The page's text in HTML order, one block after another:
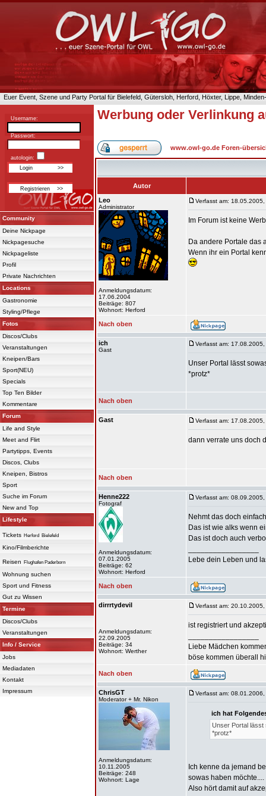
Euer Event, Szene und Party Portal für Bielefeld, Gütersloh, Herford, Höxter, Lippe,
Username:
Passwort:
autologin:
Community
Deine Nickpage
Nickpagesuche
Nickpageliste
Profil
Private Nachrichten
Locations
Gastronomie
Styling/Pflege
Fotos
Discos/Clubs
Veranstaltungen
Kneipen/Bars
Sport(NEU)
Specials
Top Ten Bilder
Kommentare
Forum
Life and Style
Meet and Flirt
Partytipps, Events
Discos, Clubs
Kneipen, Bistros
Sport
Suche im Forum
New and Top
Lifestyle
Tickets Herford Bielefeld
Kino/Filmberichte
Reisen Flughafen Paderborn
Wohnung suchen
Sport und Fitness
Gut zu Wissen
Termine
Discos/Clubs
Veranstaltungen
Info / Service
Jobs
Mediadaten
Kontakt
Impressum
Werbung oder Verlinkung
www.owl-go.de Foren-
Autor
Leo
Administrator
Anmeldungsdatum:
17.06.2004
Beiträge: 807
Wohnort: Herford
Verfasst am:
Im Forum ist keine
Da andere Portale das
Wenn ihr ein Portal
Nach oben
ich
Gast
Verfasst am:
Unser Portal lässt
*protz*
Nach oben
Gast Verfasst am:
dann verrate uns doch
Nach oben
Henne222
Fotograf
Anmeldungsdatum:
07.01.2005
Beiträge: 62
Wohnort: Herford
Verfasst am:
Nehmt das doch
Das ist wie alks wenn
Das ist doch auch
Lebe dein Leben und
Nach oben
dirrrtydevil
Anmeldungsdatum:
22.09.2005
Beiträge: 34
Wohnort: Werther
Verfasst am:
ist registriert und
Liebe Mädchen
böse kommen überall
Nach oben
ChrisGT
Moderator + Mr. Nikon
Anmeldungsdatum:
10.11.2005
Beiträge: 248
Wohnort: Lage
Verfasst am:
ich hat
Unser Portal lässt
*protz*
Ich kenne da jemand
sowas haben möchte....
Also hört damit auf